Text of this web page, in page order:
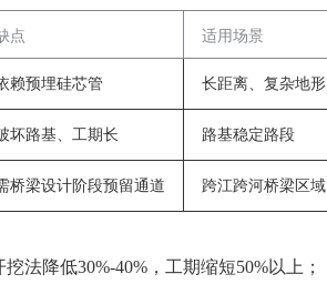
点 适用场景
赖预埋硅芯管 长距离、复杂地形
坏路基、工期长 路基稳定路段
桥梁设计阶段预留通道 跨江跨河桥梁区域
法降低30%-40%，工期缩短50%以上‌；